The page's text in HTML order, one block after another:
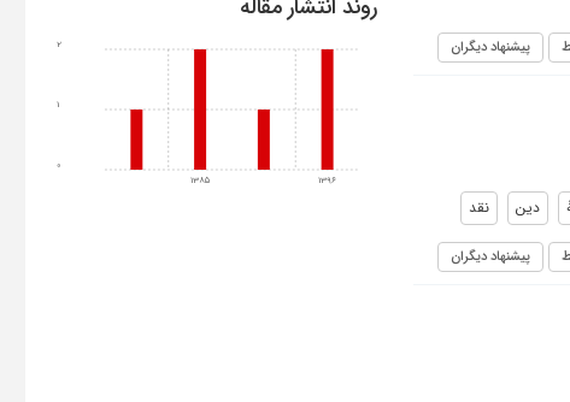
پیشنهاد دیگران
دین نقد
پیشنهاد دیگران
روند انتشار مقاله
1385 1396
0
1
2